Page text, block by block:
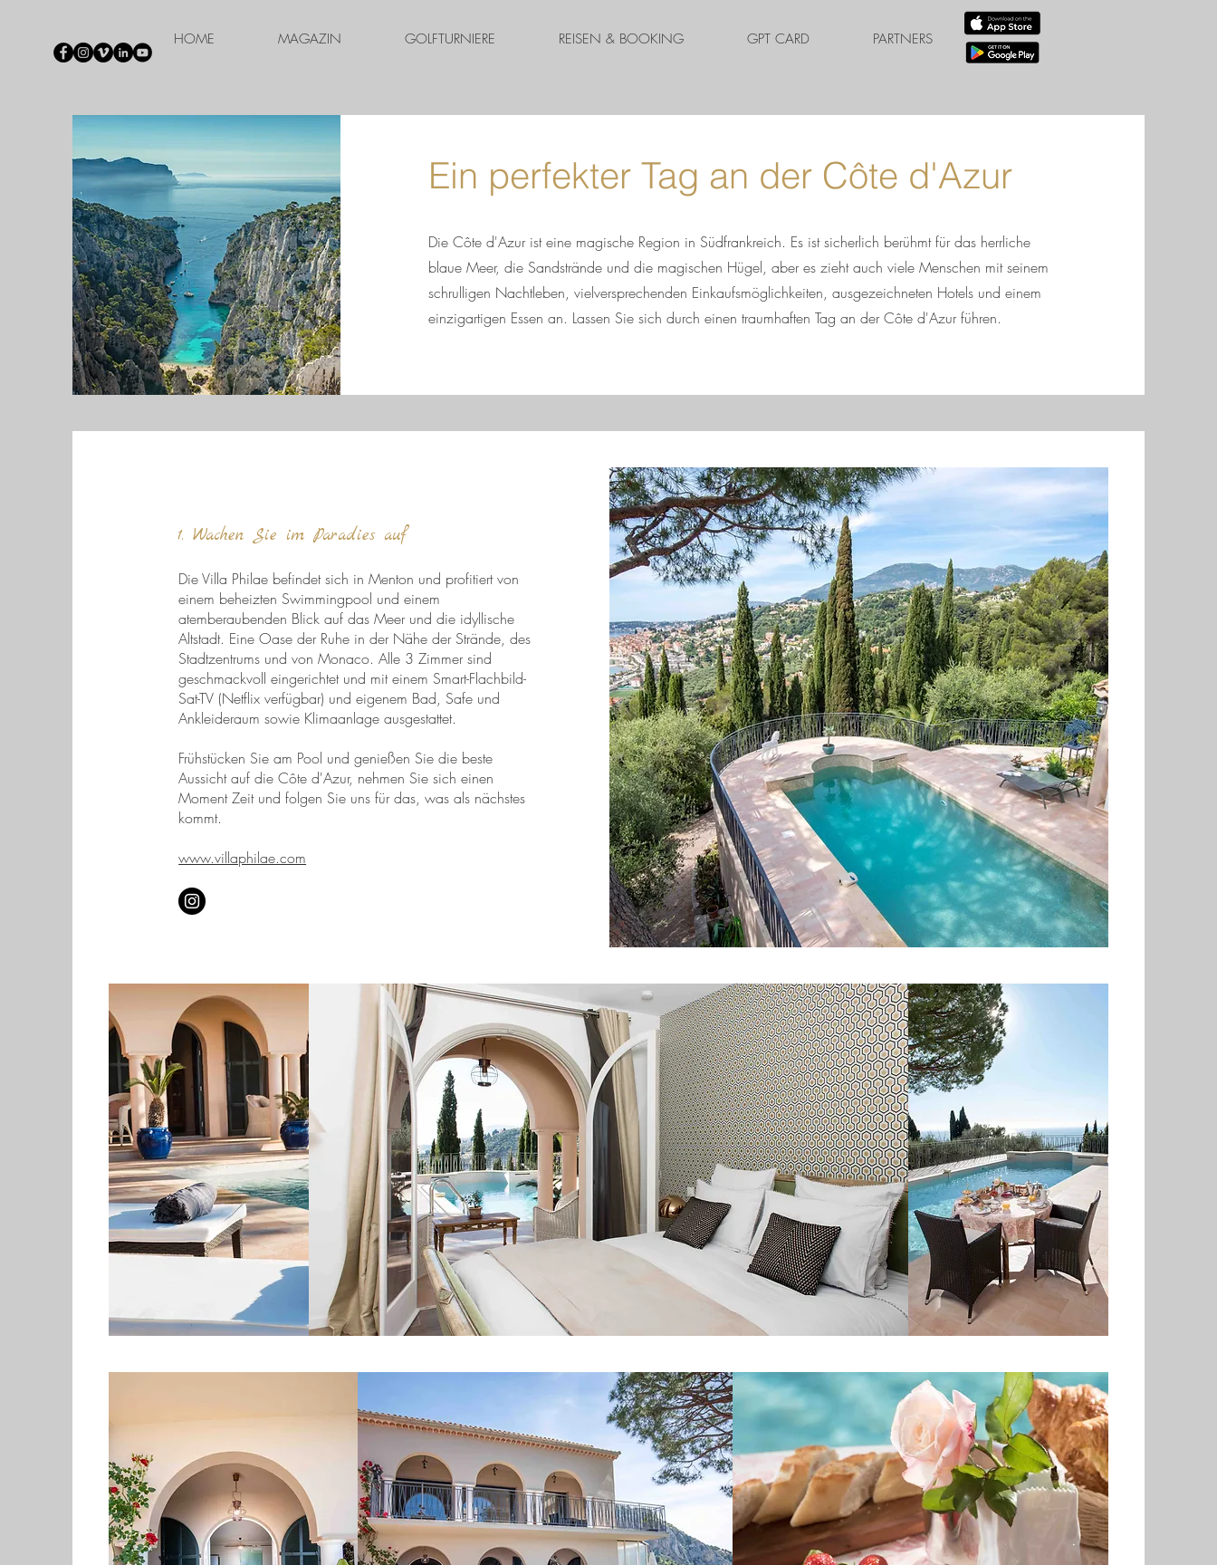
HOME MAGAZIN GOLFTURNIERE REISEN & BOOKING GPT CARD PARTNERS
Ein perfekter Tag an der Côte d'Azur
Die Côte d'Azur ist eine magische Region in Südfrankreich. Es ist sicherlich berühmt für das herrliche
blaue Meer, die Sandstrände und die magischen Hügel, aber es zieht auch viele Menschen mit seinem
schrulligen Nachtleben, vielversprechenden Einkaufsmöglichkeiten, ausgezeichneten Hotels und einem
einzigartigen Essen an. Lassen Sie sich durch einen traumhaften Tag an der Côte d'Azur führen.
1. Wachen Sie im Paradies auf
Die Villa Philae befindet sich in Menton und profitiert von
einem beheizten Swimmingpool und einem
atemberaubenden Blick auf das Meer und die idyllische
Altstadt. Eine Oase der Ruhe in der Nähe der Strände, des
Stadtzentrums und von Monaco. Alle 3 Zimmer sind
geschmackvoll eingerichtet und mit einem Smart-Flachbild-
Sat-TV (Netflix verfügbar) und eigenem Bad, Safe und
Ankleideraum sowie Klimaanlage ausgestattet.
Frühstücken Sie am Pool und genießen Sie die beste
Aussicht auf die Côte d'Azur, nehmen Sie sich einen
Moment Zeit und folgen Sie uns für das, was als nächstes
kommt.
www.villaphilae.com